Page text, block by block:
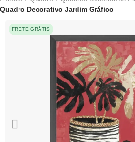
Quadro Decorativo Jardim Gráfico
FRETE GRÁTIS